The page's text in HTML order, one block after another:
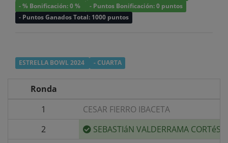
- % Bonificación: 0 %
- Puntos Bonificación: 0 puntos
- Puntos Ganados Total: 1000 puntos
ESTRELLA BOWL 2024 - CUARTA
Ronda
1
CESAR FIERRO IBACETA
2
SEBASTIáN VALDERRAMA CORTéS